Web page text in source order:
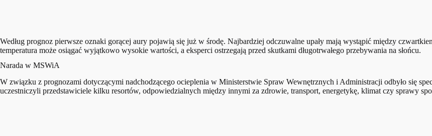
Według prognoz pierwsze oznaki gorącej aury pojawią się już w środę. Najbardziej odczuwalne upały mają wystąpić między
temperatura może osiągać wyjątkowo wysokie wartości, a eksperci ostrzegają przed skutkami długotrwałego przebywania na słońcu.
Narada w MSWiA
W związku z prognozami dotyczącymi nadchodzącego ocieplenia w Ministerstwie Spraw Wewnętrznych i Administracji odbyło się
uczestniczyli przedstawiciele kilku resortów, odpowiedzialnych między innymi za zdrowie, transport, energetykę, klimat czy sprawy